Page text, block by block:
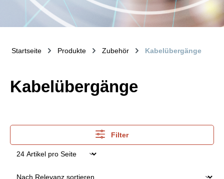
Startseite Produkte Zubehör Kabelübergänge
Kabelübergänge
Filter